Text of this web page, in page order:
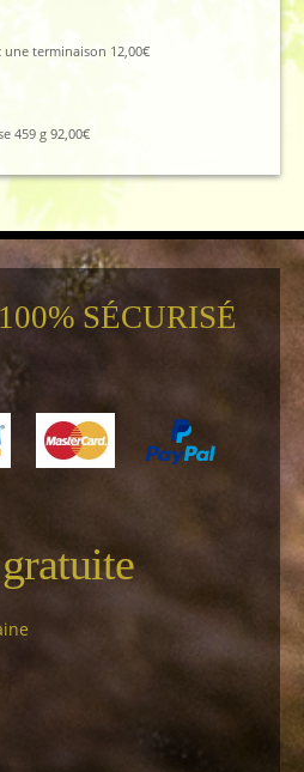
une terminaison 12,00€
459 g 92,00€
SÉCURISÉ